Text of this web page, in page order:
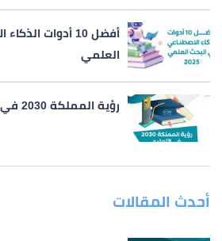
أفضل 10 أدوات
العلمي
رؤية المملكة 2030 في التعليم
أحدث المقالات